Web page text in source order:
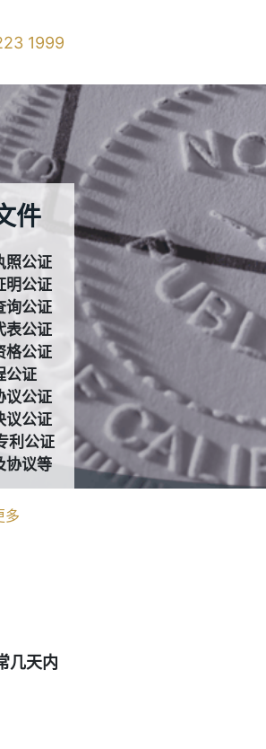
1999
件
照公证
明公证
询公证
表公证
格公证
公证
议公证
议公证
利公证
协议等
多
几天内